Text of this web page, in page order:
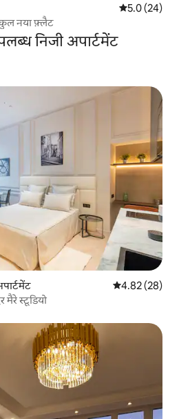
औसत रेटिंग 5
5.0 (24)
नया फ़्लैट
निजी अपार्टमेंट
औसत रेटिंग 5 में
4.82 (28)
मैरे स्टूडियो